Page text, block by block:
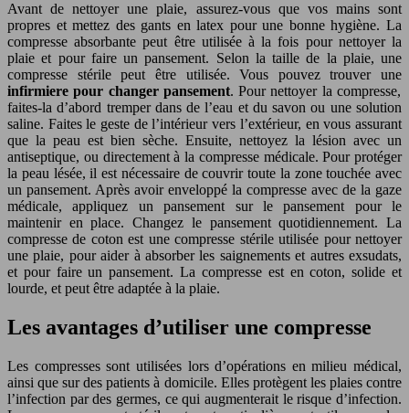
Avant de nettoyer une plaie, assurez-vous que vos mains sont
propres et mettez des gants en latex pour une bonne hygiène. La
compresse absorbante peut être utilisée à la fois pour nettoyer la
plaie et pour faire un pansement. Selon la taille de la plaie, une
compresse stérile peut être utilisée. Vous pouvez trouver une
infirmiere pour changer pansement. Pour nettoyer la compresse,
faites-la d’abord tremper dans de l’eau et du savon ou une solution
saline. Faites le geste de l’intérieur vers l’extérieur, en vous assurant
que la peau est bien sèche. Ensuite, nettoyez la lésion avec un
antiseptique, ou directement à la compresse médicale. Pour protéger
la peau lésée, il est nécessaire de couvrir toute la zone touchée avec
un pansement. Après avoir enveloppé la compresse avec de la gaze
médicale, appliquez un pansement sur le pansement pour le
maintenir en place. Changez le pansement quotidiennement. La
compresse de coton est une compresse stérile utilisée pour nettoyer
une plaie, pour aider à absorber les saignements et autres exsudats,
et pour faire un pansement. La compresse est en coton, solide et
lourde, et peut être adaptée à la plaie.
Les avantages d’utiliser une compresse
Les compresses sont utilisées lors d’opérations en milieu médical,
ainsi que sur des patients à domicile. Elles protègent les plaies contre
l’infection par des germes, ce qui augmenterait le risque d’infection.